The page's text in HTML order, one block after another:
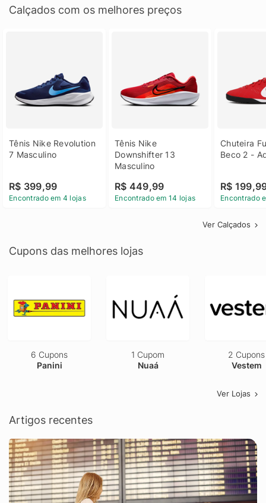
Calçados com os melhores preços
Tênis Nike Revolution
7 Masculino
R$ 399,99
Encontrado em 4 lojas
Tênis Nike
Downshifter 13
Masculino
R$ 449,99
Encontrado em 14 lojas
Chuteira
Beco 2 -
R$
Encontrado
Ver Calçados
Cupons das melhores lojas
6 Cupons
Panini
1 Cupom
Nuaá
2 Cupons
Vestem
Ver Lojas
Artigos recentes